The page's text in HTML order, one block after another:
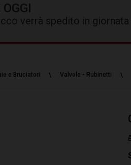
verrà spedito in
e Bruciatori Valvole - Rubinetti